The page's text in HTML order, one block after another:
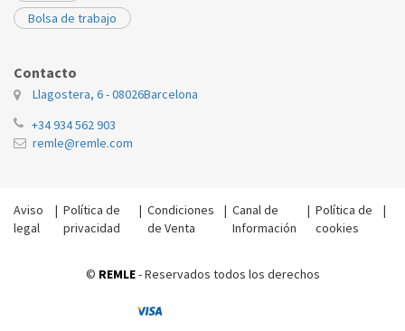
Bolsa de trabajo
Contacto
Llagostera, 6 - 08026Barcelona
+34 934 562 903
remle@remle.com
Aviso
legal
| Política de
privacidad
|Condiciones
de Venta
|Canal de
Información
| Política de
cookies
|
© REMLE- Reservados todos los derechos